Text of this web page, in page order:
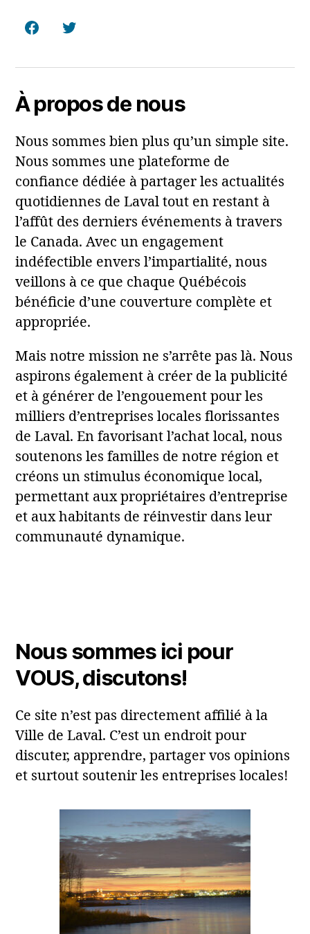
FacebookTwitter
À propos de nous
Nous sommes bien plus qu’un simple site.
Nous sommes une plateforme de
confiance dédiée à partager les actualités
quotidiennes de Laval tout en restant à
l’affût des derniers événements à travers
le Canada. Avec un engagement
indéfectible envers l’impartialité, nous
veillons à ce que chaque Québécois
bénéficie d’une couverture complète et
appropriée.
Mais notre mission ne s’arrête pas là. Nous
aspirons également à créer de la publicité
et à générer de l’engouement pour les
milliers d’entreprises locales florissantes
de Laval. En favorisant l’achat local, nous
soutenons les familles de notre région et
créons un stimulus économique local,
permettant aux propriétaires d’entreprise
et aux habitants de réinvestir dans leur
communauté dynamique.
Nous sommes ici pour
VOUS, discutons!
Ce site n’est pas directement affilié à la
Ville de Laval. C’est un endroit pour
discuter, apprendre, partager vos opinions
et surtout soutenir les entreprises locales!